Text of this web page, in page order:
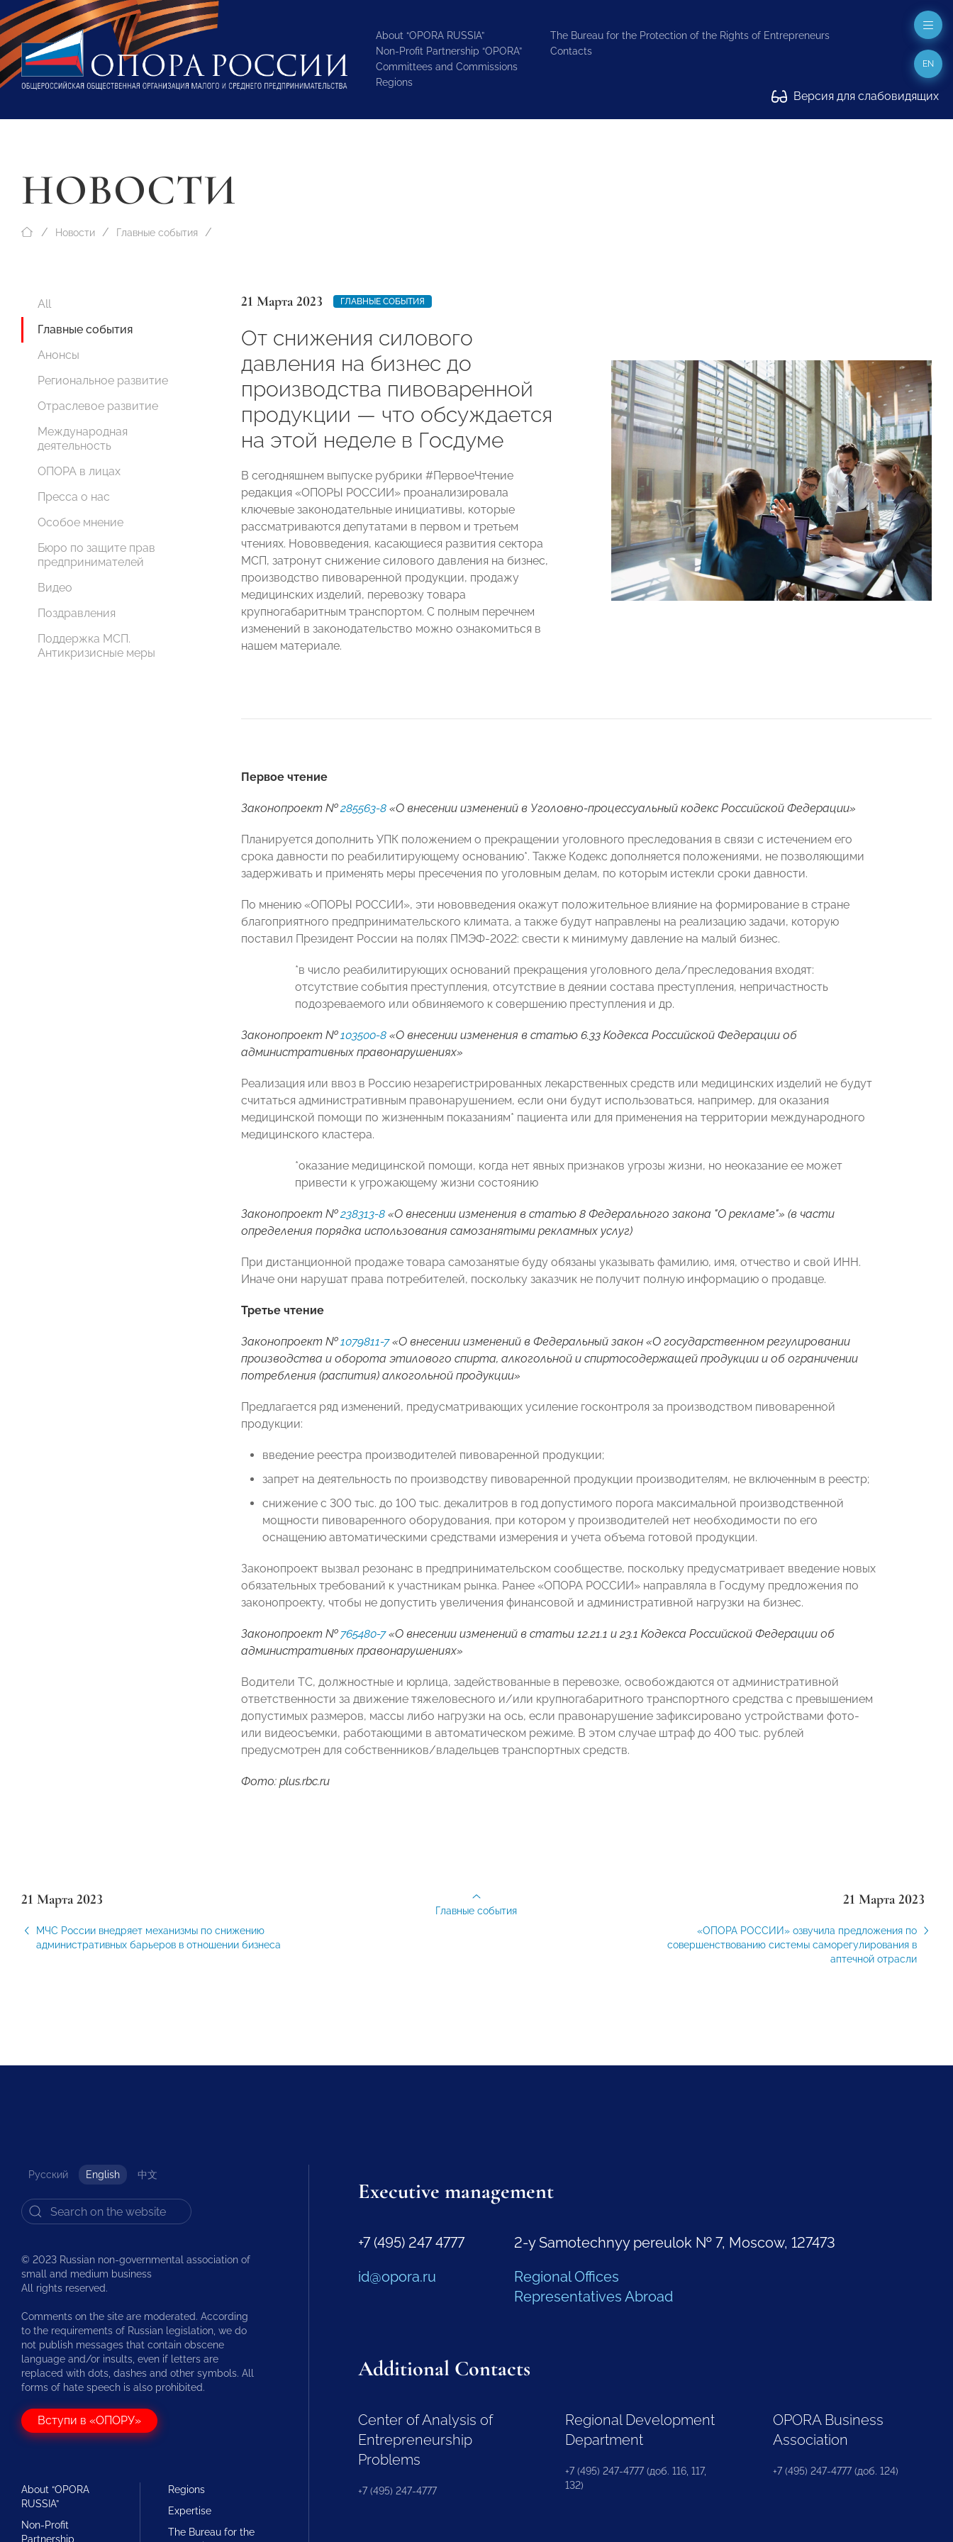
About “OPORA RUSSIA”
Non-Profit Partnership “OPORA”
Committees and Commissions
Regions
The Bureau for the Protection of the Rights of Entrepreneurs
Contacts
Версия для слабовидящих
EN
НОВОСТИ
Новости Главные события
All
Главные события
Анонсы
Региональное развитие
Отраслевое развитие
Международная
деятельность
ОПОРА в лицах
Пресса о нас
Особое мнение
Бюро по защите прав
предпринимателей
Видео
Поздравления
Поддержка МСП.
Антикризисные меры
21 Марта 2023 ГЛАВНЫЕ СОБЫТИЯ
От снижения силового
давления на бизнес до
производства пивоваренной
продукции — что обсуждается
на этой неделе в Госдуме
В сегодняшнем выпуске рубрики #ПервоеЧтение
редакция «ОПОРЫ РОССИИ» проанализировала
ключевые законодательные инициативы, которые
рассматриваются депутатами в первом и третьем
чтениях. Нововведения, касающиеся развития сектора
МСП, затронут снижение силового давления на бизнес,
производство пивоваренной продукции, продажу
медицинских изделий, перевозку товара
крупногабаритным транспортом. С полным перечнем
изменений в законодательство можно ознакомиться в
нашем материале.
Первое чтение
Законопроект №285563-8 «О внесении изменений в Уголовно-процессуальный кодекс Российской Федерации»
Планируется дополнить УПК положением о прекращении уголовного преследования в связи с истечением его
срока давности по реабилитирующему основанию*. Также Кодекс дополняется положениями, не позволяющими
задерживать и применять меры пресечения по уголовным делам, по которым истекли сроки давности.
По мнению «ОПОРЫ РОССИИ», эти нововведения окажут положительное влияние на формирование в стране
благоприятного предпринимательского климата, а также будут направлены на реализацию задачи, которую
поставил Президент России на полях ПМЭФ-2022: свести к минимуму давление на малый бизнес.
*в число реабилитирующих оснований прекращения уголовного дела/преследования входят:
отсутствие события преступления, отсутствие в деянии состава преступления, непричастность
подозреваемого или обвиняемого к совершению преступления и др.
Законопроект №103500-8 «О внесении изменения в статью 6.33 Кодекса Российской Федерации об
административных правонарушениях»
Реализация или ввоз в Россию незарегистрированных лекарственных средств или медицинских изделий не будут
считаться административным правонарушением, если они будут использоваться, например, для оказания
медицинской помощи по жизненным показаниям* пациента или для применения на территории международного
медицинского кластера.
*оказание медицинской помощи, когда нет явных признаков угрозы жизни, но неоказание ее может
привести к угрожающему жизни состоянию
Законопроект №238313-8 «О внесении изменения в статью 8 Федерального закона "О рекламе"» (в части
определения порядка использования самозанятыми рекламных услуг)
При дистанционной продаже товара самозанятые буду обязаны указывать фамилию, имя, отчество и свой ИНН.
Иначе они нарушат права потребителей, поскольку заказчик не получит полную информацию о продавце.
Третье чтение
Законопроект №1079811-7«О внесении изменений в Федеральный закон «О государственном регулировании
производства и оборота этилового спирта, алкогольной и спиртосодержащей продукции и об ограничении
потребления (распития) алкогольной продукции»
Предлагается ряд изменений, предусматривающих усиление госконтроля за производством пивоваренной
продукции:
введение реестра производителей пивоваренной продукции;
запрет на деятельность по производству пивоваренной продукции производителям, не включенным в реестр;
снижение с 300 тыс. до 100 тыс. декалитров в год допустимого порога максимальной производственной
мощности пивоваренного оборудования, при котором у производителей нет необходимости по его
оснащению автоматическими средствами измерения и учета объема готовой продукции.
Законопроект вызвал резонанс в предпринимательском сообществе, поскольку предусматривает введение новых
обязательных требований к участникам рынка. Ранее «ОПОРА РОССИИ» направляла в Госдуму предложения по
законопроекту, чтобы не допустить увеличения финансовой и административной нагрузки на бизнес.
Законопроект № 765480-7«О внесении изменений в статьи 12.21.1 и 23.1 Кодекса Российской Федерации об
административных правонарушениях»
Водители ТС, должностные и юрлица, задействованные в перевозке, освобождаются от административной
ответственности за движение тяжеловесного и/или крупногабаритного транспортного средства с превышением
допустимых размеров, массы либо нагрузки на ось, если правонарушение зафиксировано устройствами фото-
или видеосъемки, работающими в автоматическом режиме. В этом случае штраф до 400 тыс. рублей
предусмотрен для собственников/владельцев транспортных средств.
Фото: plus.rbc.ru
21 Марта 2023
МЧС России внедряет механизмы по снижению
административных барьеров в отношении бизнеса
21 Марта 2023
«ОПОРА РОССИИ» озвучила предложения по
совершенствованию системы саморегулирования в
аптечной отрасли
Главные события
Русский English 中文
© 2023 Russian non-governmental association of
small and medium business
All rights reserved.
Comments on the site are moderated. According
to the requirements of Russian legislation, we do
not publish messages that contain obscene
language and/or insults, even if letters are
replaced with dots, dashes and other symbols. All
forms of hate speech is also prohibited.
Вступи в «ОПОРУ»
About “OPORA
RUSSIA”
Non-Profit
Partnership
Regions
Expertise
The Bureau for the
Executive management
+7 (495) 247 4777
id@opora.ru
2-y Samotechnyy pereulok № 7, Moscow, 127473
Regional Offices
Representatives Abroad
Additional Contacts
Center of Analysis of
Entrepreneurship
Problems
+7 (495) 247-4777
Regional Development
Department
+7 (495) 247-4777 (доб. 116, 117,
132)
OPORA Business
Association
+7 (495) 247-4777 (доб. 124)